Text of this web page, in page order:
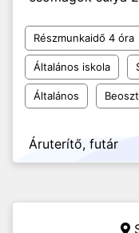
Részmunkaidő 4 óra
Általános iskola
Általános
Áruterítő, futár